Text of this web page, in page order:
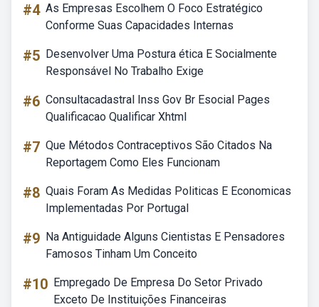
#4 As Empresas Escolhem O Foco Estratégico
Conforme Suas Capacidades Internas
#5 Desenvolver Uma Postura ética E Socialmente
Responsável No Trabalho Exige
#6 Consultacadastral Inss Gov Br Esocial Pages
Qualificacao Qualificar Xhtml
#7 Que Métodos Contraceptivos São Citados Na
Reportagem Como Eles Funcionam
#8 Quais Foram As Medidas Politicas E Economicas
Implementadas Por Portugal
#9 Na Antiguidade Alguns Cientistas E Pensadores
Famosos Tinham Um Conceito
#10 Empregado De Empresa Do Setor Privado
Exceto De Instituições Financeiras